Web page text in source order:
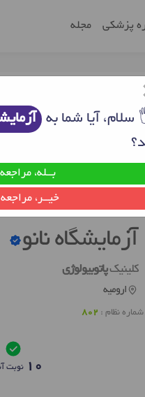
پزشکی مجله
آزمایشگاه های ارومیه آزمایشگاه
آزمایشگاه نانو
کلینیکپاتوبیولوژی
ارومیه
شماره نظام : 802
10 نوبت
آیا شما به
بــله،
خیــر،